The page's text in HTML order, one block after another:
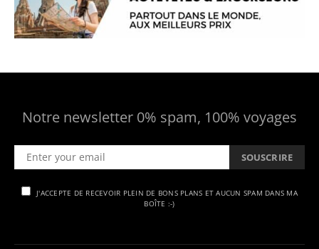
Notre newsletter 0% spam, 100% voyages
SOUSCRIRE
J'ACCEPTE DE RECEVOIR PLEIN DE BONS PLANS ET AUCUN SPAM DANS MA
BOÎTE :-)